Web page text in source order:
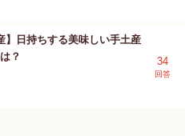
】日持ちする美味しい手土産
？
34
回答